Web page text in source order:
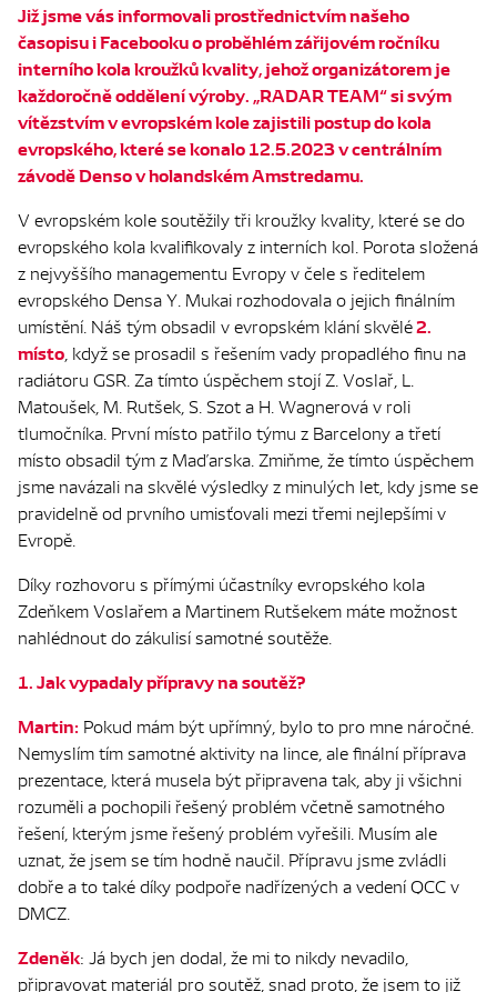
Již jsme vás informovali prostřednictvím našeho
časopisu i Facebooku o proběhlém zářijovém ročníku
interního kola kroužků kvality, jehož organizátorem je
každoročně oddělení výroby. „RADAR TEAM“ si svým
vítězstvím v evropském kole zajistili postup do kola
evropského, které se konalo 12.5.2023 v centrálním
závodě Denso v holandském Amstredamu.
V evropském kole soutěžily tři kroužky kvality, které se do
evropského kola kvalifikovaly z interních kol. Porota složená
z nejvyššího managementu Evropy v čele s ředitelem
evropského Densa Y. Mukai rozhodovala o jejich finálním
umístění. Náš tým obsadil v evropském klání skvělé2.
místo , když se prosadil s řešením vady propadlého finu na
radiátoru GSR. Za tímto úspěchem stojí Z. Voslař, L.
Matoušek, M. Rutšek, S. Szot a H. Wagnerová v roli
tlumočníka. První místo patřilo týmu z Barcelony a třetí
místo obsadil tým z Maďarska. Zmiňme, že tímto úspěchem
jsme navázali na skvělé výsledky z minulých let, kdy jsme se
pravidelně od prvního umisťovali mezi třemi nejlepšími v
Evropě.
Díky rozhovoru s přímými účastníky evropského kola
Zdeňkem Voslařem a Martinem Rutšekem máte možnost
nahlédnout do zákulisí samotné soutěže.
1. Jak vypadaly přípravy na soutěž?
Martin: Pokud mám být upřímný, bylo to pro mne náročné.
Nemyslím tím samotné aktivity na lince, ale finální příprava
prezentace, která musela být připravena tak, aby ji všichni
rozuměli a pochopili řešený problém včetně samotného
řešení, kterým jsme řešený problém vyřešili. Musím ale
uznat, že jsem se tím hodně naučil. Přípravu jsme zvládli
dobře a to také díky podpoře nadřízených a vedení QCC v
DMCZ.
Zdeněk: Já bych jen dodal, že mi to nikdy nevadilo,
připravovat materiál pro soutěž, snad proto, že jsem to již